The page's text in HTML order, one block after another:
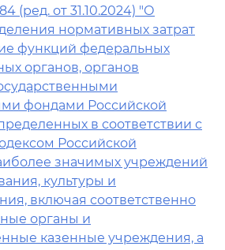
(ред. от 31.10.2024) "О
нормативных затрат
функций федеральных
органов, органов
фондами Российской
в соответствии с
Российской
значимых учреждений
культуры и
включая соответственно
органы и
казенные учреждения, а